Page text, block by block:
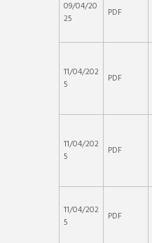
09/04/20
25
PDF
11/04/202
5
PDF
11/04/202
5
PDF
11/04/202
5
PDF